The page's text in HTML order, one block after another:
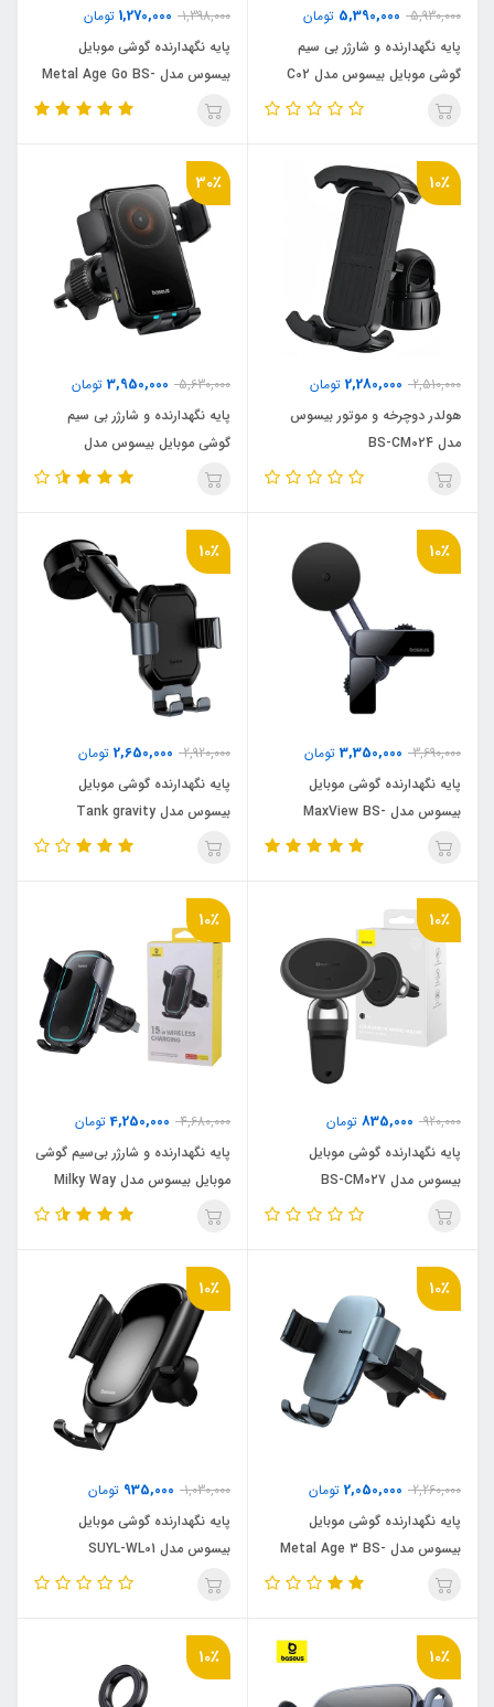
5,930,000
5,390,000 تومان
پایه نگهدارنده و شارژر بی سیم
گوشی موبایل بیسوس مدل C02
Mega Magnetic BS-CM042
1,398,000
1,270,000 تومان
پایه نگهدارنده گوشی موبایل
بیسوس مدل Metal Age Go BS-
CM049 پک آسیب دیده
10٪
2,510,000
2,280,000 تومان
هولدر دوچرخه و موتور بیسوس
مدل BS-CM024
30٪
5,630,000
3,950,000 تومان
پایه نگهدارنده و شارژر بی سیم
گوشی موبایل بیسوس مدل
Wisdom Pro BS-CM051 دارای
10٪
3,690,000
3,350,000 تومان
پایه نگهدارنده گوشی موبایل
بیسوس مدل MaxView BS-
CM045
10٪
2,920,000
2,650,000 تومان
پایه نگهدارنده گوشی موبایل
بیسوس مدل Tank gravity
10٪
920,000
835,000 تومان
پایه نگهدارنده گوشی موبایل
بیسوس مدل BS-CM027
10٪
4,680,000
4,250,000تومان
پایه نگهدارنده و شارژر بی‌سیم گوشی
موبایل بیسوس مدل Milky Way
Pro BS-CM023
10٪
2,260,000
2,050,000 تومان
پایه نگهدارنده گوشی موبایل
بیسوس مدل Metal Age 3 BS-
CM028
10٪
1,030,000
935,000 تومان
پایه نگهدارنده گوشی موبایل
بیسوس مدل SUYL-WL01
10٪ 10٪